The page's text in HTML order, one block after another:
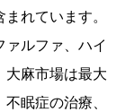
れています。
ルファ、ハイ
大麻市場は最大
眠症の治療、